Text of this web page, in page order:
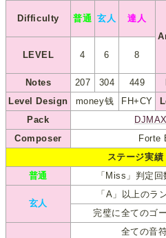
Difficulty 普通 玄人
達人
LEVEL
4 6 8
Notes 207 304 449
Level Design
money钱 FH+CY
Pack
Composer
Forte
ステージ実績
普通
「Miss」判定
玄人
「A」以上のラ
完璧に全てのゴ
全ての音